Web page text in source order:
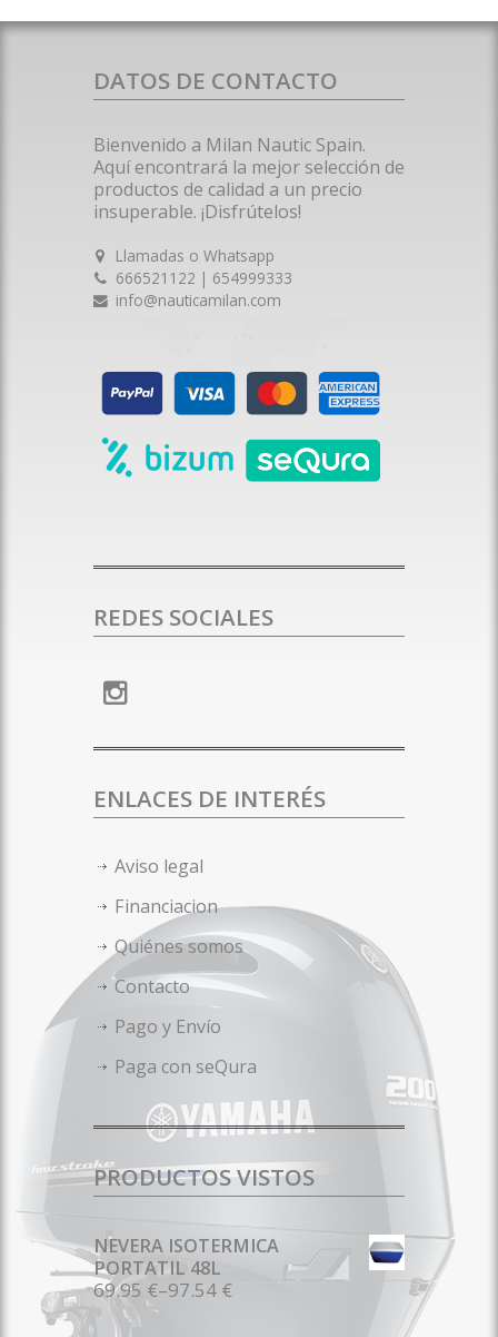
DATOS DE CONTACTO
Bienvenido a Milan Nautic Spain.
Aquí encontrará la mejor selección de
productos de calidad a un precio
insuperable. ¡Disfrútelos!
Llamadas o Whatsapp
666521122 | 654999333
info@nauticamilan.com
REDES SOCIALES
ENLACES DE INTERÉS
Aviso legal
Financiacion
Quiénes somos
Contacto
Pago y Envío
Paga con seQura
PRODUCTOS VISTOS
NEVERA ISOTERMICA
PORTATIL 48L
69.95 €–97.54 €